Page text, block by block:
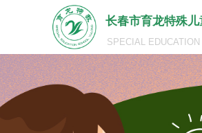
长春市育龙特殊
SPECIAL